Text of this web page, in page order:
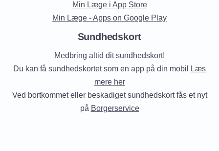
Min Læge i App Store
Min Læge - Apps on Google Play
Sundhedskort
Medbring altid dit sundhedskort!
Du kan få sundhedskortet som en app på din mobil
Læs
mere her
Ved bortkommet eller beskadiget sundhedskort fås et nyt
på Borgerservice